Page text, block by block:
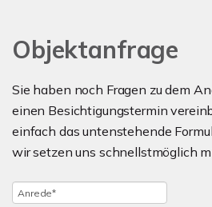
Objektanfrage
Sie haben noch Fragen zu dem
einen Besichtigungstermin
einfach das untenstehende
wir setzen uns schnellstmöglich